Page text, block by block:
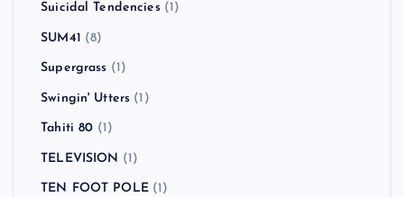
Suicidal Tendencies(1)
SUM41 (8)
Supergrass (1)
Swingin' Utters (1)
Tahiti 80 (1)
TELEVISION (1)
TEN FOOT POLE(1)